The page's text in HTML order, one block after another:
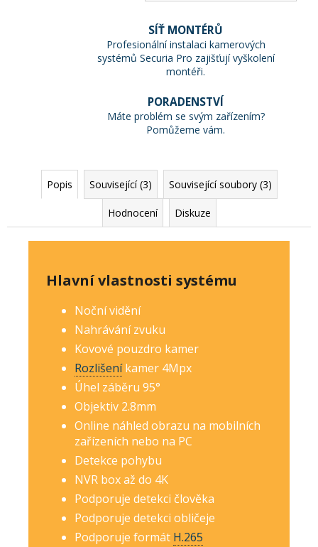
SÍŤ MONTÉRŮ
Profesionální instalaci kamerových
systémů Securia Pro zajišťují vyškolení
montéři.
PORADENSTVÍ
Máte problém se svým zařízením?
Pomůžeme vám.
Popis Související (3) Související soubory (3)
Hodnocení Diskuze
Hlavní vlastnosti systému
Noční vidění
Nahrávání zvuku
Kovové pouzdro kamer
Rozlišeníkamer 4Mpx
Úhel záběru 95°
Objektiv 2.8mm
Online náhled obrazu na mobilních
zařízeních nebo na PC
Detekce pohybu
NVR box až do 4K
Podporuje detekci člověka
Podporuje detekci obličeje
Podporuje formát H.265